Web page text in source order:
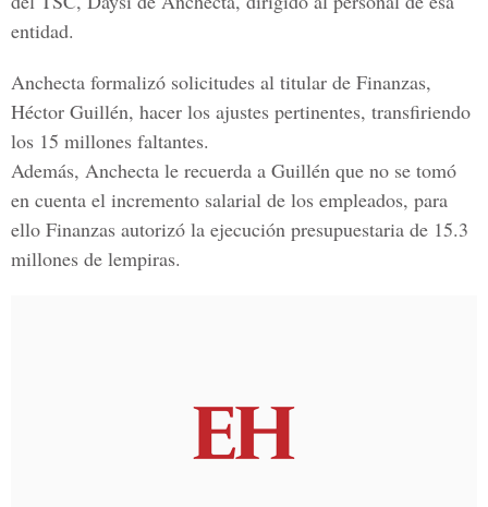
entidad.
Anchecta formalizó solicitudes al titular de Finanzas,
Héctor Guillén, hacer los ajustes pertinentes, transfiriendo
los 15 millones faltantes.
Además, Anchecta le recuerda a Guillén que no se tomó
en cuenta el incremento salarial de los empleados, para
ello Finanzas autorizó la ejecución presupuestaria de 15.3
millones de lempiras.